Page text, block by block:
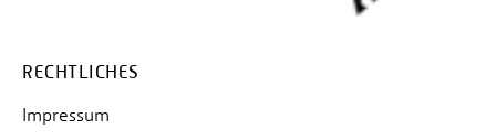
RECHTLICHES
Impressum